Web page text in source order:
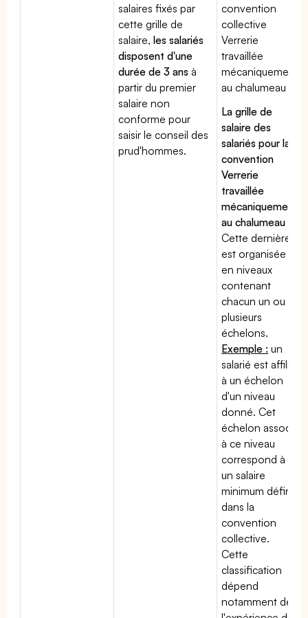
salaires fixés par
cette grille de
salaire,les salariés
disposent d'une
durée de 3 ans à
partir du premier
salaire non
conforme pour
saisir le conseil des
prud'hommes.
convention
collective
Verrerie
travaillée
mécaniquement
au chalumeau
La grille de
salaire des
salariés pour la
convention
Verrerie
travaillée
mécaniquement
au chalumeau
Cette dernière
est organisée
en niveaux
contenant
chacun un ou
plusieurs
échelons.
Exemple : un
salarié est affilié
à un échelon
d'un niveau
donné. Cet
échelon associé
à ce niveau
correspond à
un salaire
minimum défini
dans la
convention
collective.
Cette
classification
dépend
notamment de